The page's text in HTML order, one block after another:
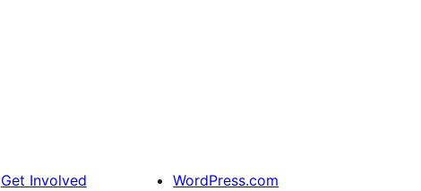
Get Involved
WordPress.com